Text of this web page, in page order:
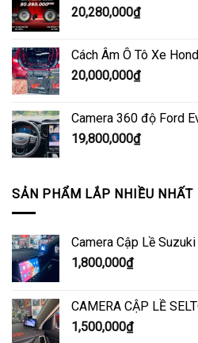
20,280,000₫
Cách Âm Ô Tô Xe
20,000,000₫
Camera 360 độ Ford
19,800,000₫
SẢN PHẨM LẮP NHIỀU NHẤT
Camera Cập Lề
1,800,000₫
CAMERA CẬP LỀ
1,500,000₫